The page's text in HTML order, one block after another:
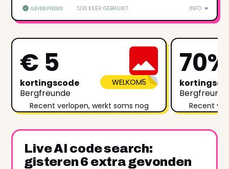
GEVERIFIEERD 1230 KEER GEBRUIKT INFO
€ 5
kortingscode
Bergfreunde
WELKOM5
Recent verlopen, werkt soms nog
70%
Recent
Live AI code search:
gisteren 6 extra gevonden